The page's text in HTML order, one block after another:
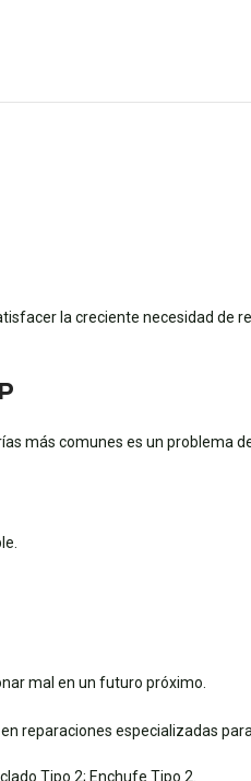
la creciente necesidad de
más comunes es un problema
mal en un futuro próximo.
reparaciones especializadas
Tipo 2; Enchufe Tipo 2.